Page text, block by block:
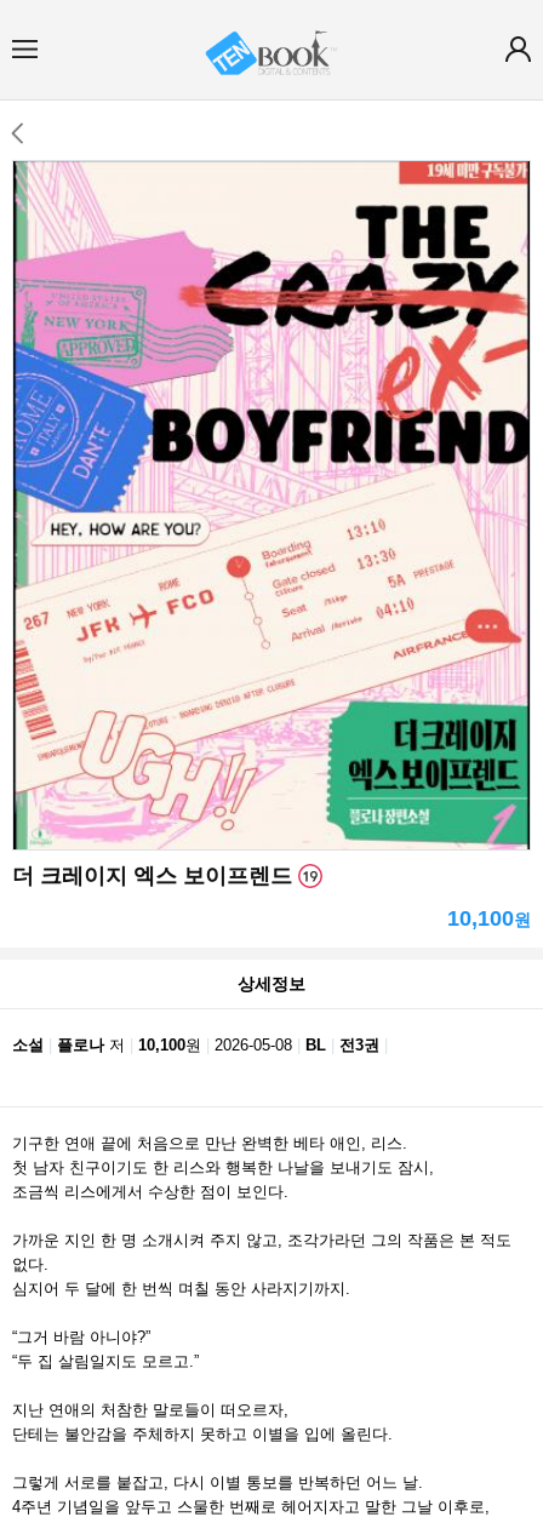
더 크레이지 엑스 보이프렌드
10,100원
상세정보
소설 플로나저 10,100원 2026-05-08 BL 전3권
기구한 연애 끝에 처음으로 만난 완벽한 베타 애인, 리스.
첫 남자 친구이기도 한 리스와 행복한 나날을 보내기도 잠시,
조금씩 리스에게서 수상한 점이 보인다.
가까운 지인 한 명 소개시켜 주지 않고, 조각가라던 그의 작품은 본 적도
없다.
심지어 두 달에 한 번씩 며칠 동안 사라지기까지.
“그거 바람 아니야?”
“두 집 살림일지도 모르고.”
지난 연애의 처참한 말로들이 떠오르자,
단테는 불안감을 주체하지 못하고 이별을 입에 올린다.
그렇게 서로를 붙잡고, 다시 이별 통보를 반복하던 어느 날.
4주년 기념일을 앞두고 스물한 번째로 헤어지자고 말한 그날 이후로,